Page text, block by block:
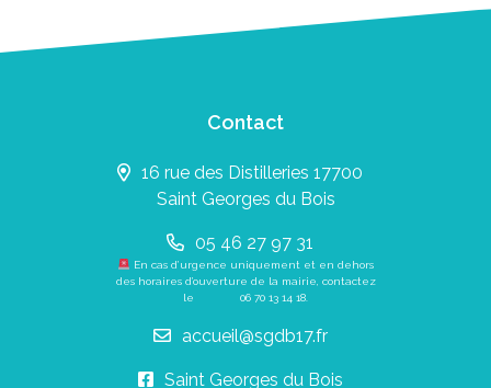
Contact
16 rue des Distilleries 17700
Saint Georges du Bois
05 46 27 97 31
En cas d’urgence uniquement et en dehors
des horaires d’ouverture de la mairie, contactez
le 06 70 13 14 18
accueil@sgdb17.fr
Saint Georges du Bois